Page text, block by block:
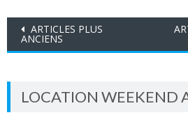
Navigation
des
articles
ARTICLES PLUS
ANCIENS
LOCATION WEEKEND